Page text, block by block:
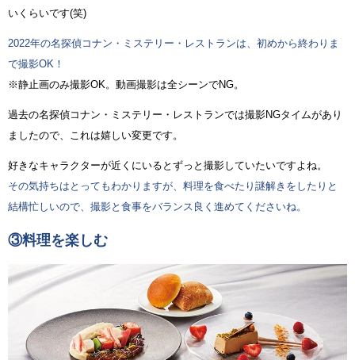
いくらいです(笑)
2022年の名探偵コナン・ミステリー・レストランは、初めから終わりま
で撮影OK！
※静止画のみ撮影OK。動画撮影は全シーンでNG。
過去の名探偵コナン・ミステリー・レストランでは撮影NGタイムがあり
ましたので、これは嬉しい変更です。
好きなキャラクターが近くにいるとずっと撮影していたいですよね。
その気持ちはとってもわかりますが、料理を食べたり謎解きをしたりと
結構忙しいので、撮影と食事をバランス良く進めてくださいね。
③料理を楽しむ